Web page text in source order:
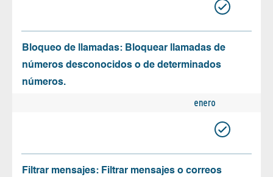
Bloqueo de llamadas: Bloquear llamadas de
números desconocidos o de determinados
números.
enero
Filtrar mensajes: Filtrar mensajes o correos